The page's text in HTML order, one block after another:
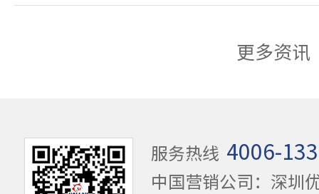
更多资讯
服务热线 4006-
中国营销公司：深圳